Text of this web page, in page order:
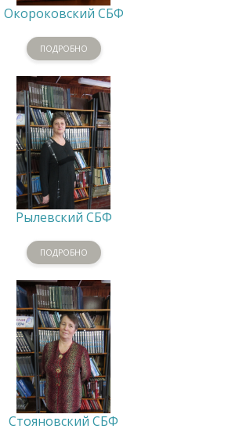
Окороковский СБФ
ПОДРОБНО
Рылевский СБФ
ПОДРОБНО
Стояновский СБФ